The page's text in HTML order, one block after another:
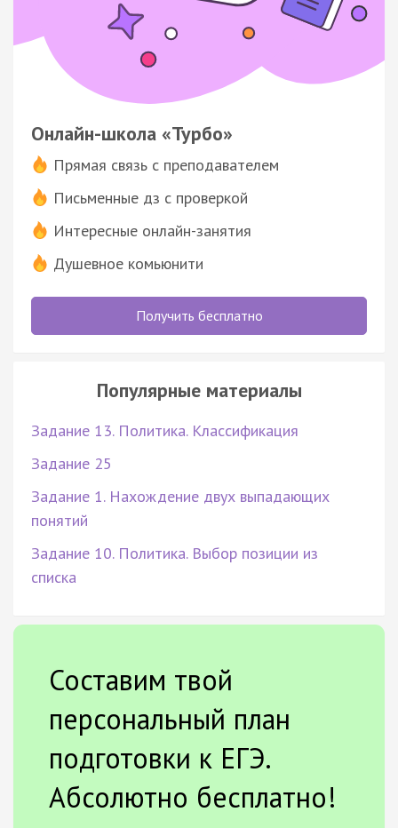
Онлайн-школа «Турбо»
Прямая связь с преподавателем
Письменные дз с проверкой
Интересные онлайн-занятия
Душевное комьюнити
Получить бесплатно
Популярные материалы
Задание 13. Политика. Классификация
Задание 25
Задание 1. Нахождение двух выпадающих
понятий
Задание 10. Политика. Выбор позиции из
списка
Составим твой
персональный план
подготовки к ЕГЭ.
Абсолютно бесплатно!